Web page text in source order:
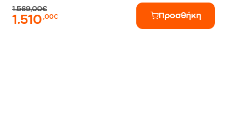
1.569,00€
1.510,00€ Προσθήκη